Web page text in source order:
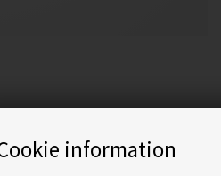
information